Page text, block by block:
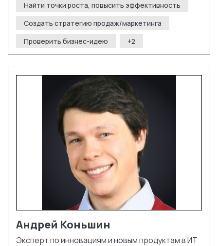
Найти точки роста, повысить эффективность
Создать стратегию продаж/маркетинга
Проверить бизнес-идею
+2
Андрей Коньшин
Эксперт по инновациям и новым продуктам в ИТ